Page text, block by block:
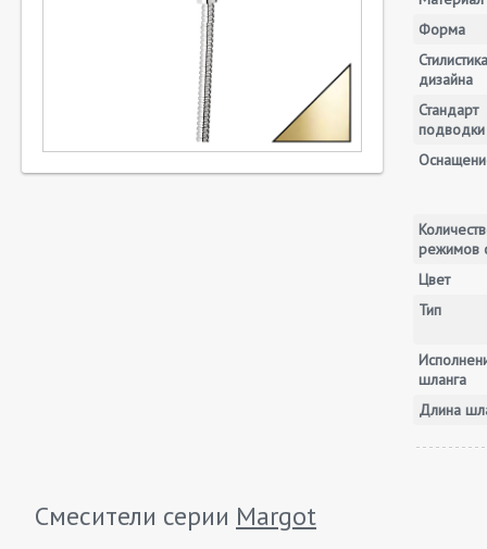
Форма
Стилистика
дизайна
Стандарт
подводки
режимов
Цвет
Тип
шланга
Длина
Смесители серии Margot